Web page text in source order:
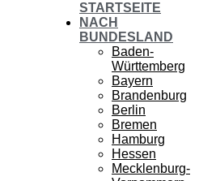
STARTSEITE
NACH
BUNDESLAND
Baden-
Württemberg
Bayern
Brandenburg
Berlin
Bremen
Hamburg
Hessen
Mecklenburg-